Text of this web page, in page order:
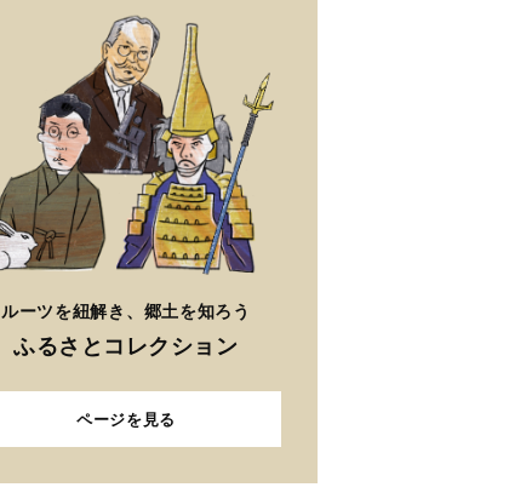
ルーツを紐解き、郷土を知ろう
ふるさとコレクション
ページを見る